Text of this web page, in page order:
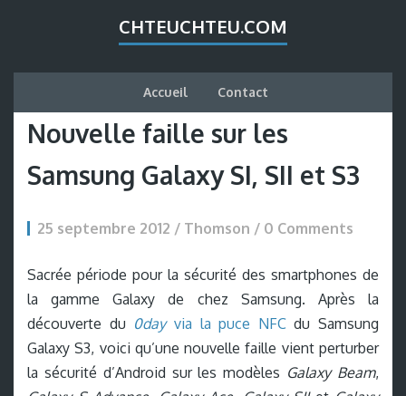
CHTEUCHTEU.COM
Accueil Contact
Nouvelle faille sur les
Samsung Galaxy SI, SII et S3
25 septembre 2012 / Thomson / 0 Comments
Sacrée période pour la sécurité des smartphones de
la gamme Galaxy de chez Samsung. Après la
découverte du 0dayvia la puce NFCdu Samsung
Galaxy S3, voici qu’une nouvelle faille vient perturber
la sécurité d’Android sur les modèles Galaxy Beam,